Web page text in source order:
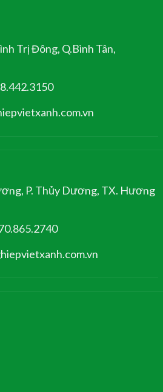
Trị Đông, Q.Bình Tân,
P. Thủy Dương, TX. Hương